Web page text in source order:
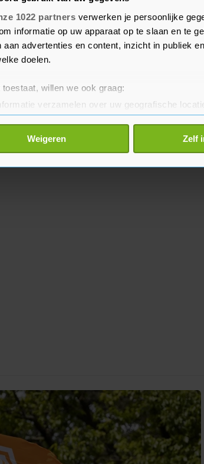
1022 partners verwerken je persoonlijke
informatie op uw apparaat op te slaan en te
aan advertenties en content, inzicht in publiek
doelen.
toestaat, willen we ook graag:
verzamelen over uw geografische
apparaat identificeren door het actief te
over hoe uw persoonlijke gegevens worden
op elk moment wijzigen of intrekken in de
Weigeren Zelf
heeft nog anderhalve week de tijd
regelen. De US Open begint op